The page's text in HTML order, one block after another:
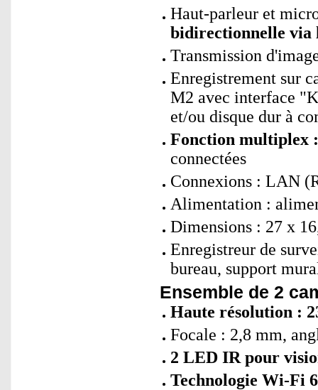
Haut-parleur et
bidirectionnelle via
Transmission
Enregistrement sur
M2 avec interface
et/ou disque dur à
Fonction multiplex :
connectées
Connexions : LAN
Alimentation :
Dimensions : 27 x
Enregistreur de
bureau, support
Ensemble de 2
Haute résolution :
Focale : 2,8 mm,
2 LED IR pour
Technologie Wi-Fi